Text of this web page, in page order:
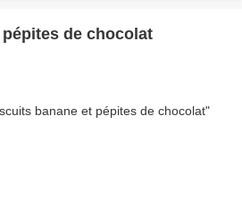
de chocolat